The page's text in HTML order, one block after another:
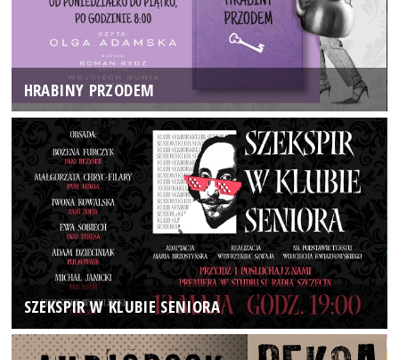
HRABINY PRZODEM
SZEKSPIR W KLUBIE SENIORA